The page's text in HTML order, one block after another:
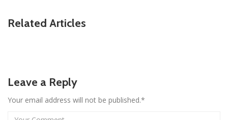
Related Articles
Leave a Reply
Your email address will not be published.*